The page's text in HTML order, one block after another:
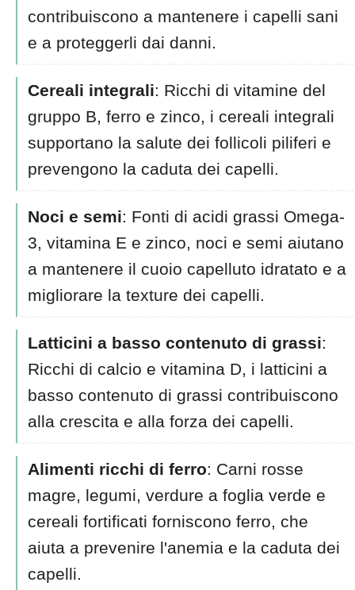
contribuiscono a mantenere i capelli sani
e a proteggerli dai danni.
Cereali integrali: Ricchi di vitamine del
gruppo B, ferro e zinco, i cereali integrali
supportano la salute dei follicoli piliferi e
prevengono la caduta dei capelli.
Noci e semi: Fonti di acidi grassi Omega-
3, vitamina E e zinco, noci e semi aiutano
a mantenere il cuoio capelluto idratato e a
migliorare la texture dei capelli.
Latticini a basso contenuto di grassi:
Ricchi di calcio e vitamina D, i latticini a
basso contenuto di grassi contribuiscono
alla crescita e alla forza dei capelli.
Alimenti ricchi di ferro: Carni rosse
magre, legumi, verdure a foglia verde e
cereali fortificati forniscono ferro, che
aiuta a prevenire l'anemia e la caduta dei
capelli.